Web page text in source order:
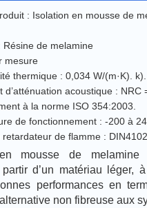
: Isolation en mousse de
Résine de melamine
mesure
thermique : 0,034 W/(m·K). k).
d’atténuation acoustique : NRC
à la norme ISO 354:2003.
de fonctionnement : -200 à
retardateur de flamme :
en mousse de
d’un matériau léger,
performances en
alternative non fibreuse aux